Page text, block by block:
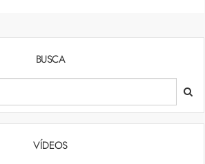
BUSCA
VÍDEOS